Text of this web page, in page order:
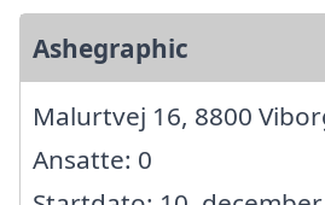
Ashegraphic
Malurtvej 16, 8800
Ansatte: 0